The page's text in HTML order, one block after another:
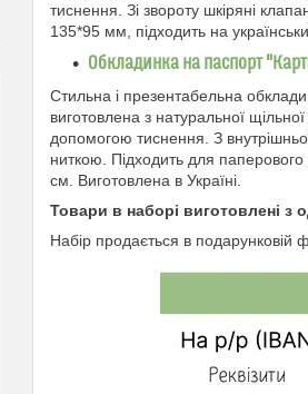
тиснення. Зі звороту шкіряні
135*95 мм, підходить на
Обкладинка на паспорт
Стильна і презентабельна
виготовлена з натуральної
допомогою тиснення. З
ниткою. Підходить для паперового
см. Виготовлена в Україні.
Товари в наборі виготовлені з
Набір продається в подарунковій